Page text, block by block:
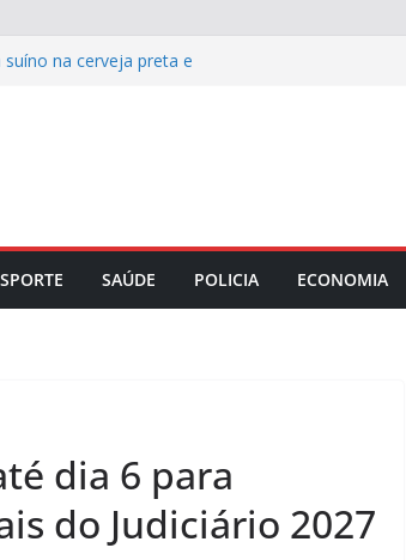
na cerveja preta e
capacitação para
está ocorrendo por
SAÚDE POLICIA ECONOMIA
dia 6 para
do Judiciário 2027